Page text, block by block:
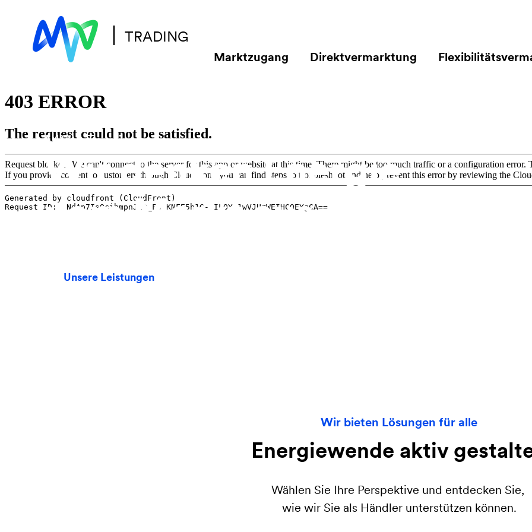
TRADING
Marktzugang Direktvermarktung
MVV Trading
Wir denken Energie
vom Markt aus
Unsere Leistungen
Wir bieten Lösungen für alle
Energiewende aktiv
Wählen Sie Ihre Perspektive und entdecken Sie,
wie wir Sie als Händler unterstützen können.